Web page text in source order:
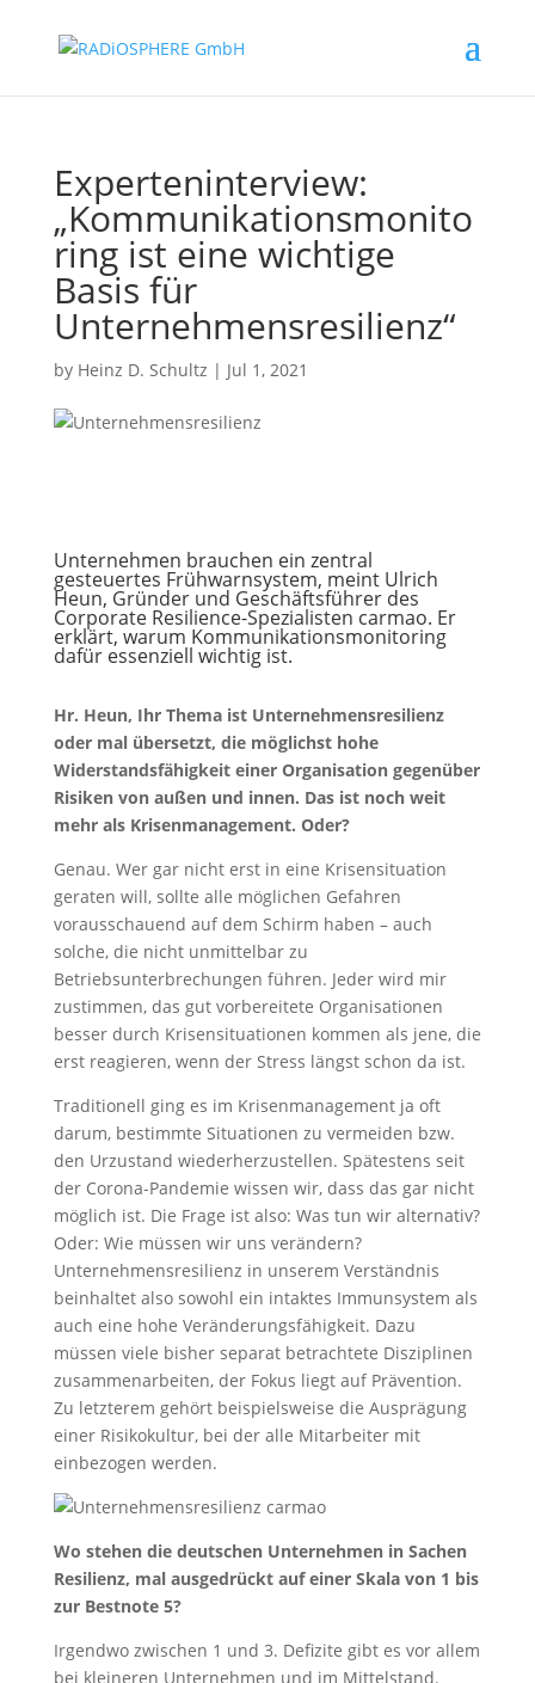
Experteninterview:
„Kommunikationsmonito
ring ist eine wichtige
Basis für
Unternehmensresilienz“
by Heinz D. Schultz | Jul 1, 2021
Unternehmen brauchen ein zentral
gesteuertes Frühwarnsystem, meint Ulrich
Heun, Gründer und Geschäftsführer des
Corporate Resilience-Spezialisten carmao. Er
erklärt, warum Kommunikationsmonitoring
dafür essenziell wichtig ist.
Hr. Heun, Ihr Thema ist Unternehmensresilienz
oder mal übersetzt, die möglichst hohe
Widerstandsfähigkeit einer Organisation gegenüber
Risiken von außen und innen. Das ist noch weit
mehr als Krisenmanagement. Oder?
Genau. Wer gar nicht erst in eine Krisensituation
geraten will, sollte alle möglichen Gefahren
vorausschauend auf dem Schirm haben – auch
solche, die nicht unmittelbar zu
Betriebsunterbrechungen führen. Jeder wird mir
zustimmen, das gut vorbereitete Organisationen
besser durch Krisensituationen kommen als jene, die
erst reagieren, wenn der Stress längst schon da ist.
Traditionell ging es im Krisenmanagement ja oft
darum, bestimmte Situationen zu vermeiden bzw.
den Urzustand wiederherzustellen. Spätestens seit
der Corona-Pandemie wissen wir, dass das gar nicht
möglich ist. Die Frage ist also: Was tun wir alternativ?
Oder: Wie müssen wir uns verändern?
Unternehmensresilienz in unserem Verständnis
beinhaltet also sowohl ein intaktes Immunsystem als
auch eine hohe Veränderungsfähigkeit. Dazu
müssen viele bisher separat betrachtete Disziplinen
zusammenarbeiten, der Fokus liegt auf Prävention.
Zu letzterem gehört beispielsweise die Ausprägung
einer Risikokultur, bei der alle Mitarbeiter mit
einbezogen werden.
Wo stehen die deutschen Unternehmen in Sachen
Resilienz, mal ausgedrückt auf einer Skala von 1 bis
zur Bestnote 5?
Irgendwo zwischen 1 und 3. Defizite gibt es vor allem
bei kleineren Unternehmen und im Mittelstand.